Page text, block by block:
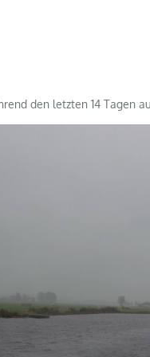
den letzten 14 Tagen